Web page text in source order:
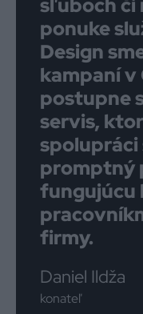
ponuke
Design
kampaní v
postupne
servis,
spolupráci
promptný
fungujúcu
firmy.
Daniel Ildža
konateľ